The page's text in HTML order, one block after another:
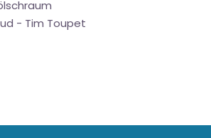
- Tim Toupet